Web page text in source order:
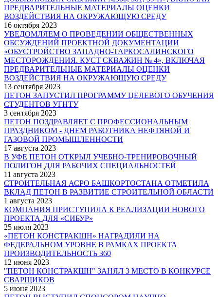
ПРЕДВАРИТЕЛЬНЫЕ МАТЕРИАЛЫ ОЦЕНКИ
ВОЗДЕЙСТВИЯ НА ОКРУЖАЮЩУЮ СРЕДУ
16 октября 2023
УВЕДОМЛЯЕМ О ПРОВЕДЕНИИ ОБЩЕСТВЕННЫХ
ОБСУЖДЕНИЙ ПРОЕКТНОЙ ДОКУМЕНТАЦИИ
«ОБУСТРОЙСТВО ЗАПАДНО-ТАРКОСАЛИНСКОГО
МЕСТОРОЖДЕНИЯ. КУСТ СКВАЖИН № 4», ВКЛЮЧАЯ
ПРЕДВАРИТЕЛЬНЫЕ МАТЕРИАЛЫ ОЦЕНКИ
ВОЗДЕЙСТВИЯ НА ОКРУЖАЮЩУЮ СРЕДУ
13 сентября 2023
ПЕТОН ЗАПУСТИЛ ПРОГРАММУ ЦЕЛЕВОГО ОБУЧЕНИЯ
СТУДЕНТОВ УГНТУ
3 сентября 2023
ПЕТОН ПОЗДРАВЛЯЕТ С ПРОФЕССИОНАЛЬНЫМ
ПРАЗДНИКОМ - ДНЕМ РАБОТНИКА НЕФТЯНОЙ И
ГАЗОВОЙ ПРОМЫШЛЕННОСТИ
17 августа 2023
В УФЕ ПЕТОН ОТКРЫЛ УЧЕБНО-ТРЕНИРОВОЧНЫЙ
ПОЛИГОН ДЛЯ РАБОЧИХ СПЕЦИАЛЬНОСТЕЙ
11 августа 2023
СТРОИТЕЛЬНАЯ АСРО БАШКОРТОСТАНА ОТМЕТИЛА
ВКЛАД ПЕТОН В РАЗВИТИЕ СТРОИТЕЛЬНОЙ ОБЛАСТИ
1 августа 2023
КОМПАНИЯ ПРИСТУПИЛА К РЕАЛИЗАЦИИ НОВОГО
ПРОЕКТА ДЛЯ «СИБУР»
25 июля 2023
«ПЕТОН КОНСТРАКШН» НАГРАДИЛИ НА
ФЕДЕРАЛЬНОМ УРОВНЕ В РАМКАХ ПРОЕКТА
ПРОИЗВОДИТЕЛЬНОСТЬ 360
12 июня 2023
"ПЕТОН КОНСТРАКШН" ЗАНЯЛ 3 МЕСТО В КОНКУРСЕ
СВАРЩИКОВ
5 июня 2023